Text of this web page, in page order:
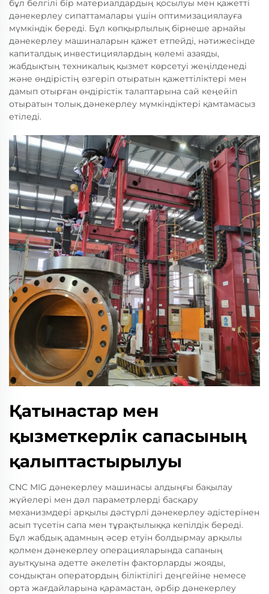
бұл белгілі бір материалдардың қосылуы мен қажетті
дәнекерлеу сипаттамалары үшін оптимизациялауға
мүмкіндік береді. Бұл көпқырлылық бірнеше арнайы
дәнекерлеу машиналарын қажет етпейді, нәтижесінде
капиталдық инвестициялардың көлемі азаяды,
жабдықтың техникалық қызмет көрсетуі жеңілденеді
және өндірістің өзгеріп отыратын қажеттіліктері мен
дамып отырған өндірістік талаптарына сай кеңейіп
отыратын толық дәнекерлеу мүмкіндіктері қамтамасыз
етіледі.
Қатынастар мен
қызметкерлік сапасының
қалыптастырылуы
CNC MIG дәнекерлеу машинасы алдыңғы бақылау
жүйелері мен дәл параметрлерді басқару
механизмдері арқылы дәстүрлі дәнекерлеу әдістерінен
асып түсетін сапа мен тұрақтылыққа кепілдік береді.
Бұл жабдық адамның әсер етуін болдырмау арқылы
қолмен дәнекерлеу операцияларында сапаның
ауытқуына әдетте әкелетін факторларды жояды,
сондықтан оператордың біліктілігі деңгейіне немесе
орта жағдайларына қарамастан, әрбір дәнекерлеу